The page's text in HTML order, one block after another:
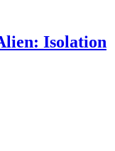
Isolation